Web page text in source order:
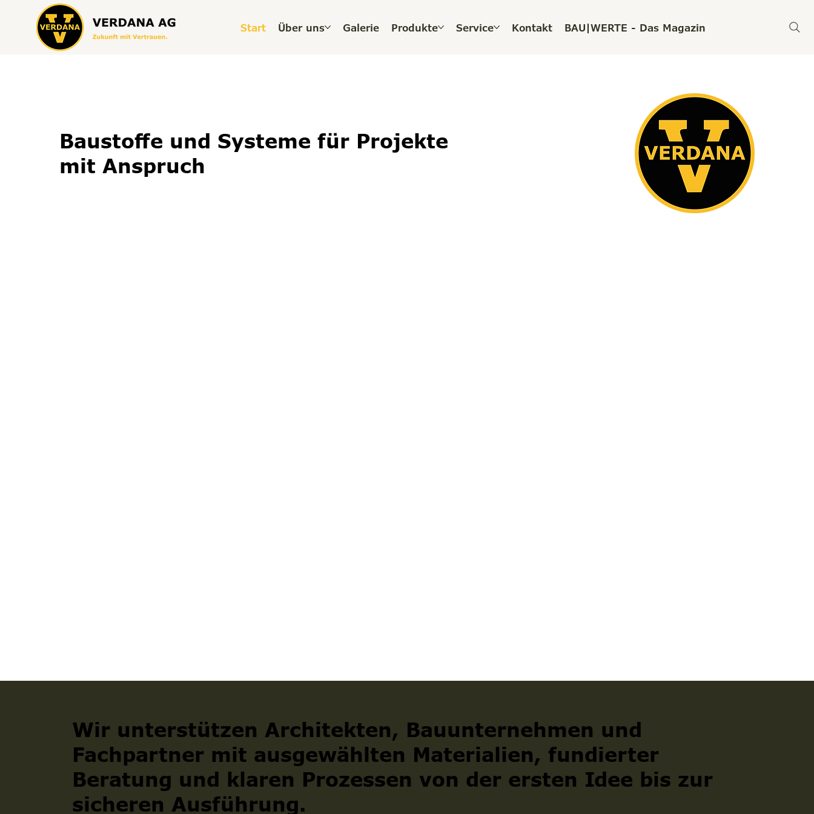
Start Über uns Galerie Produkte Service Kontakt BAU|WERTE - Das Magazin
Baustoffe und Systeme für Projekte
mit Anspruch
Wir unterstützen Architekten, Bauunternehmen und
Fachpartner mit ausgewählten Materialien, fundierter
Beratung und klaren Prozessen von der ersten Idee bis zur
sicheren Ausführung.